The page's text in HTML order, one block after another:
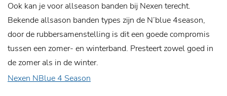
Ook kan je voor allseason banden bij Nexen terecht.
Bekende allsason banden types zijn de N’blue 4season,
door de rubbersamenstelling is dit een goede compromis
tussen een zomer- en winterband. Presteert zowel goed in
de zomer als in de winter.
Nexen NBlue 4 Season